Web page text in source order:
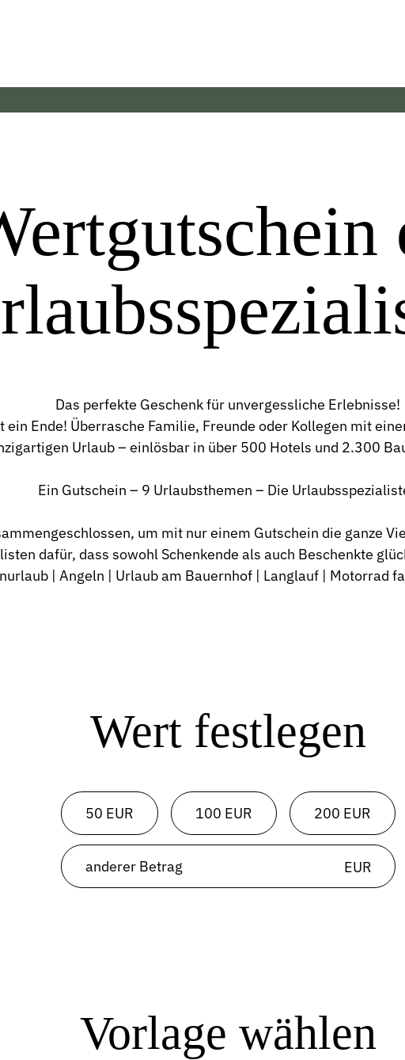
Das perfekte Geschenk für unvergessliche Erlebnisse!
ein Ende! Überrasche Familie, Freunde oder Kollegen mit
Urlaub – einlösbar in über 500 Hotels und 2.300
Ein Gutschein – 9 Urlaubsthemen – Die
um mit nur einem Gutschein die ganze
dafür, dass sowohl Schenkende als auch Beschenkte
| Angeln | Urlaub am Bauernhof | Langlauf | Motorrad
Wert festlegen
50 EUR 100 EUR 200 EUR
EUR
Vorlage wählen